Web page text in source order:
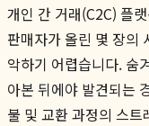
개인 간 거래(C2C) 플
판매자가 올린 몇 장의
악하기 어렵습니다. 숨
아본 뒤에야 발견되는
불 및 교환 과정의 스